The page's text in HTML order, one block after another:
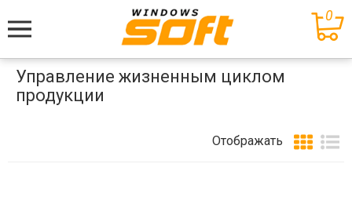
Меню
0
Управление жизненным циклом
продукции
Отображать